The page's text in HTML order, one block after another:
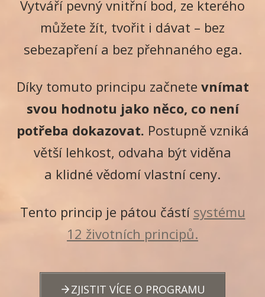
Vytváří pevný vnitřní bod, ze kterého
můžete žít, tvořit i dávat – bez
sebezapření a bez přehnaného ega.
Díky tomuto principu začnete vnímat
svou hodnotu jako něco, co není
potřeba dokazovat. Postupně vzniká
větší lehkost, odvaha být viděna
a klidné vědomí vlastní ceny.
Tento princip je pátou částí systému
12 životních principů.
ZJISTIT VÍCE O PROGRAMU